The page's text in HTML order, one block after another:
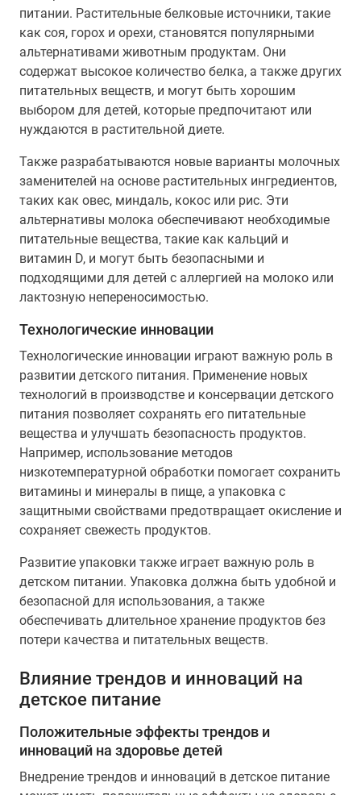
питании. Растительные белковые источники, такие
как соя, горох и орехи, становятся популярными
альтернативами животным продуктам. Они
содержат высокое количество белка, а также других
питательных веществ, и могут быть хорошим
выбором для детей, которые предпочитают или
нуждаются в растительной диете.
Также разрабатываются новые варианты молочных
заменителей на основе растительных ингредиентов,
таких как овес, миндаль, кокос или рис. Эти
альтернативы молока обеспечивают необходимые
питательные вещества, такие как кальций и
витамин D, и могут быть безопасными и
подходящими для детей с аллергией на молоко или
лактозную непереносимостью.
Технологические инновации
Технологические инновации играют важную роль в
развитии детского питания. Применение новых
технологий в производстве и консервации детского
питания позволяет сохранять его питательные
вещества и улучшать безопасность продуктов.
Например, использование методов
низкотемпературной обработки помогает сохранить
витамины и минералы в пище, а упаковка с
защитными свойствами предотвращает окисление и
сохраняет свежесть продуктов.
Развитие упаковки также играет важную роль в
детском питании. Упаковка должна быть удобной и
безопасной для использования, а также
обеспечивать длительное хранение продуктов без
потери качества и питательных веществ.
Влияние трендов и инноваций на
детское питание
Положительные эффекты трендов и
инноваций на здоровье детей
Внедрение трендов и инноваций в детское питание